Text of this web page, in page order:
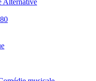
Alternative